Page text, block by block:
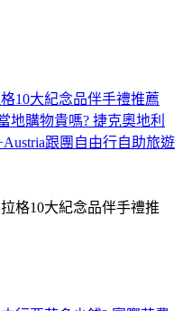
10大紀念品伴手禮推薦
地購物貴嗎? 捷克奧地利
跟團自由行自助旅遊